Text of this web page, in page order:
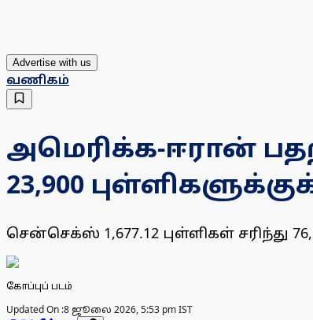
Advertise with us
வணிகம்
அமெரிக்க-ஈரான்
23,900
சென்செக்ஸ் 1,677.12 புள்ளிகள் சரிந்து
கோப்புப் படம்
Updated On :8 ஜூலை 2026, 5:53 pm IST